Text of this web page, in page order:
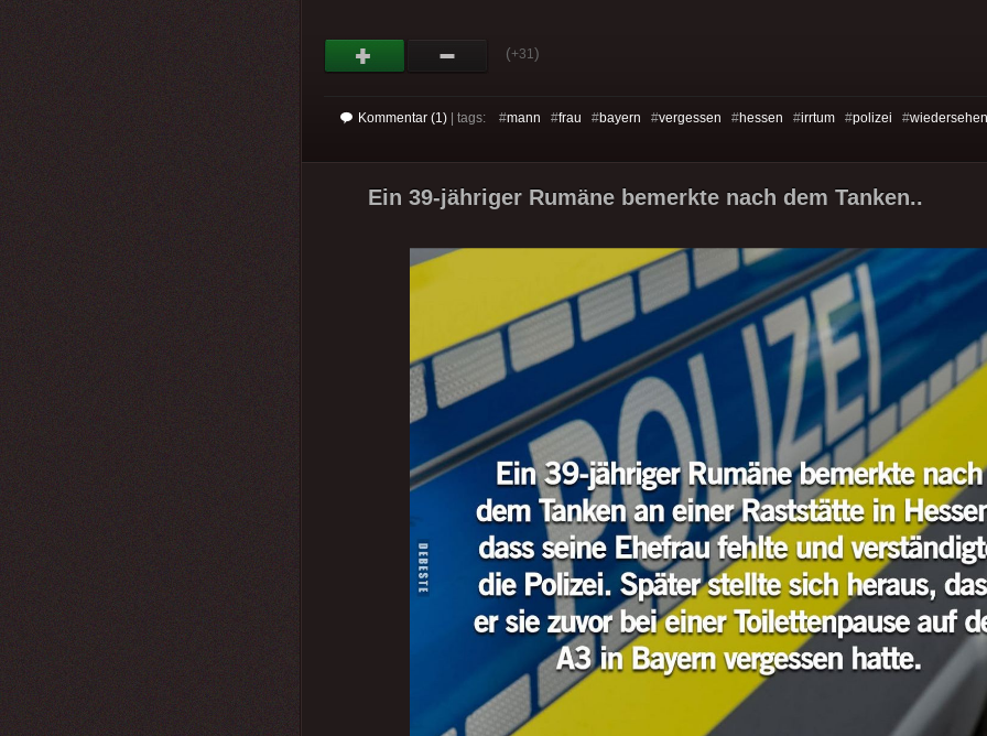
(+31 )
Kommentar (1) | tags: #mann #frau #bayern #vergessen #hessen #irrtum #polizei #wiedersehen
Ein 39-jähriger Rumäne bemerkte nach dem Tanken..